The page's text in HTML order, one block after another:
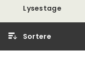
Lysestage
Sortere